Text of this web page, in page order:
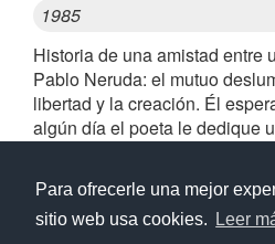
Para ofrecerle una mejor
sitio web usa cookies.
Leer
1985
Historia de una amistad entre
Pablo Neruda: el mutuo
libertad y la creación. Él
algún día el poeta le dedique
produzca algo más que un
Similares a Ardiente